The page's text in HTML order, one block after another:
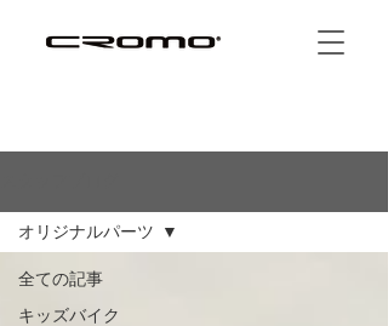
全ての記事
キッズバイク
オリジナルパーツ